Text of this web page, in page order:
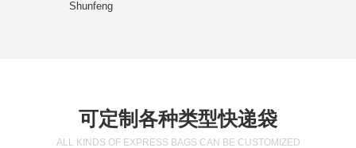
Shunfeng
可定制各种类型快递袋
ALL KINDS OF EXPRESS BAGS CAN BE CUSTOMIZED